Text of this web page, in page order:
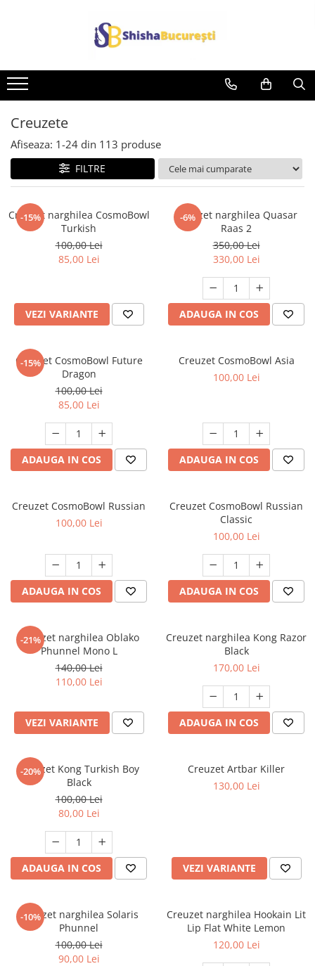
Creuzete
Afiseaza: 1-24 din 113 produse
FILTRE
-15%
Creuzet narghilea CosmoBowl
Turkish
100,00 Lei
85,00 Lei
VEZI VARIANTE
-6%
Creuzet narghilea Quasar
Raas 2
350,00 Lei
330,00 Lei
ADAUGA IN COS
-15%
Creuzet CosmoBowl Future
Dragon
100,00 Lei
85,00 Lei
ADAUGA IN COS
Creuzet CosmoBowl Asia
100,00 Lei
ADAUGA IN COS
Creuzet CosmoBowl Russian
100,00 Lei
ADAUGA IN COS
Creuzet CosmoBowl Russian
Classic
100,00 Lei
ADAUGA IN COS
-21%
Creuzet narghilea Oblako
Phunnel Mono L
140,00 Lei
110,00 Lei
VEZI VARIANTE
Creuzet narghilea Kong Razor
Black
170,00 Lei
ADAUGA IN COS
-20%
Creuzet Kong Turkish Boy
Black
100,00 Lei
80,00 Lei
ADAUGA IN COS
Creuzet Artbar Killer
130,00 Lei
VEZI VARIANTE
-10%
Creuzet narghilea Solaris
Phunnel
100,00 Lei
90,00 Lei
Creuzet narghilea Hookain Lit
Lip Flat White Lemon
120,00 Lei